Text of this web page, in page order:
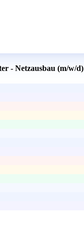
- Netzausbau (m/w/